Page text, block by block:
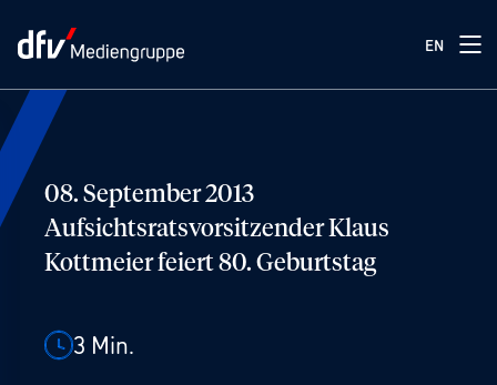
EN
08. September 2013
Aufsichtsratsvorsitzender Klaus
Kottmeier feiert 80. Geburtstag
3 Min.